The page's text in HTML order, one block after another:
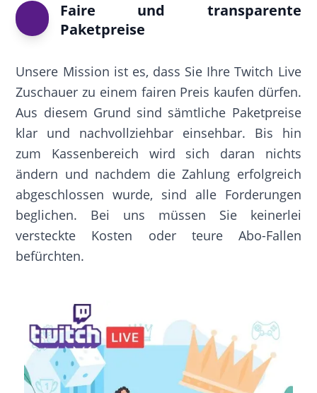
Faire und transparente
Paketpreise
Unsere Mission ist es, dass Sie Ihre Twitch Live
Zuschauer zu einem fairen Preis kaufen dürfen.
Aus diesem Grund sind sämtliche Paketpreise
klar und nachvollziehbar einsehbar. Bis hin
zum Kassenbereich wird sich daran nichts
ändern und nachdem die Zahlung erfolgreich
abgeschlossen wurde, sind alle Forderungen
beglichen. Bei uns müssen Sie keinerlei
versteckte Kosten oder teure Abo-Fallen
befürchten.